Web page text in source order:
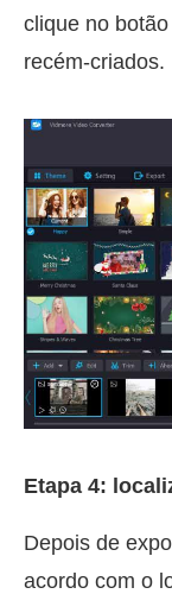
clique no
recém-criados.
Etapa 4:
Depois de
acordo com o